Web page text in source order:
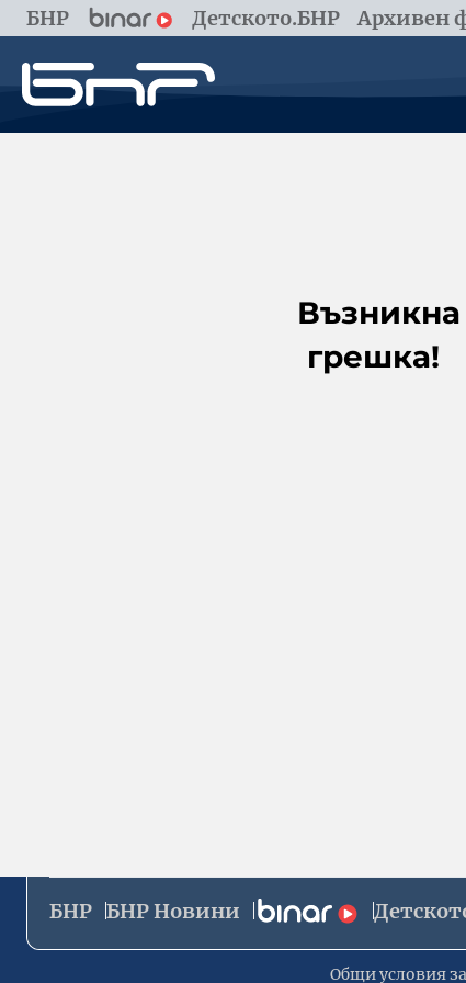
БНР Детското.БНР Архивен
Възникна
грешка!
БНР БНР Новини
Общи условия